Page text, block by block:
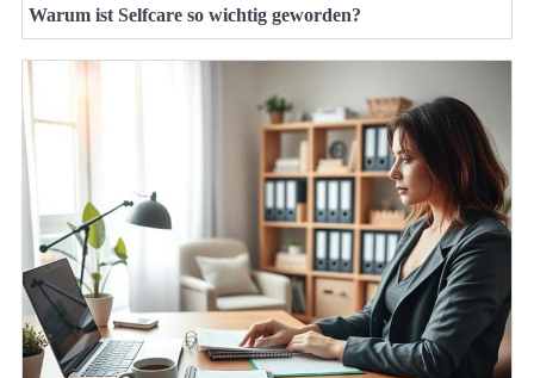
Warum ist Selfcare so wichtig geworden?